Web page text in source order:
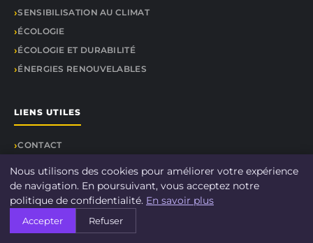
SENSIBILISATION AU CLIMAT
ÉCOLOGIE
ÉCOLOGIE ET DURABILITÉ
ÉNERGIES RENOUVELABLES
LIENS UTILES
CONTACT
© 2026 DOCU CLIMAT. Tous droits réservés.
À propos
Mentions légales
Nous utilisons des cookies pour améliorer votre expérience
de navigation. En poursuivant, vous acceptez notre
politique de confidentialité. En savoir plus
Accepter Refuser